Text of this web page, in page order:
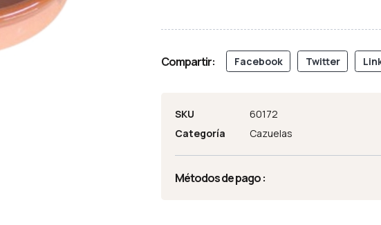
Compartir: Facebook Twitter
SKU
60172
Categoría
Cazuelas
Métodos de pago :